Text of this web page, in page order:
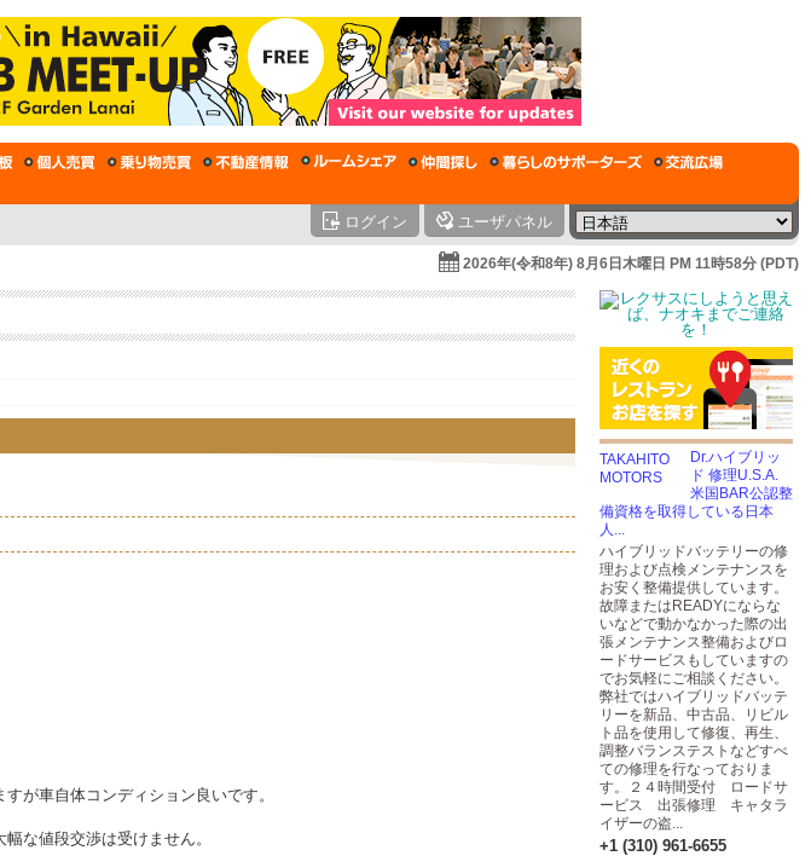
ログイン ユーザパネル
2026年(令和8年) 8月6日木曜日 PM 11時58分 (PDT)
が車自体コンディション良いです。
な値段交渉は受けません。
Dr.ハイブリッ
ド 修理U.S.A.
米国BAR公認整
備資格を取得している日本
人...
ハイブリッドバッテリーの修
理および点検メンテナンスを
お安く整備提供しています。
故障またはREADYにならな
いなどで動かなかった際の出
張メンテナンス整備およびロ
ードサービスもしていますの
でお気軽にご相談ください。
弊社ではハイブリッドバッテ
リーを新品、中古品、リビル
ト品を使用して修復、再生、
調整バランステストなどすべ
ての修理を行なっておりま
す。２４時間受付 ロードサ
ービス 出張修理 キャタラ
イザーの盗...
+1 (310) 961-6655